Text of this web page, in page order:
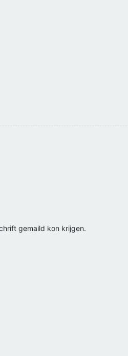
gemaild kon krijgen.